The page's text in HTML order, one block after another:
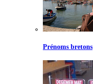
Prénoms bretons